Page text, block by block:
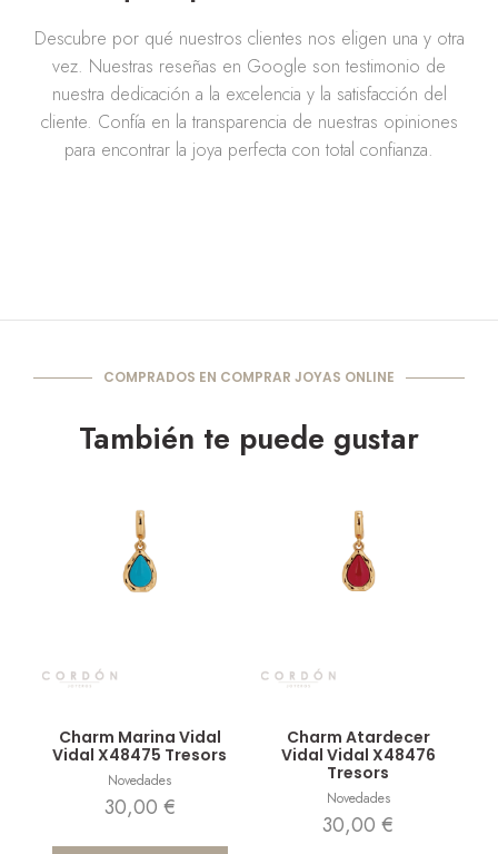
Descubre por qué nuestros clientes nos eligen una y otra
vez. Nuestras reseñas en Google son testimonio de
nuestra dedicación a la excelencia y la satisfacción del
cliente. Confía en la transparencia de nuestras opiniones
para encontrar la joya perfecta con total confianza.
COMPRADOS EN COMPRAR JOYAS ONLINE
También te puede gustar
Charm Marina Vidal
Vidal X48475 Tresors
Novedades
30,00 €
Charm Atardecer
Vidal Vidal X48476
Tresors
Novedades
30,00€